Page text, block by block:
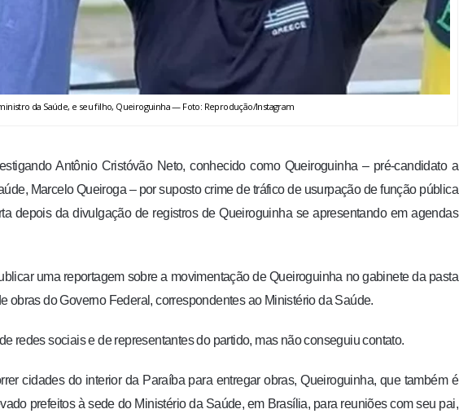
da Saúde, e seu filho, Queiroguinha — Foto: Reprodução/Instagram
Antônio Cristóvão Neto, conhecido como Queiroguinha – pré-candidato a
Marcelo Queiroga – por suposto crime de tráfico de usurpação de função pública
depois da divulgação de registros de Queiroguinha se apresentando em agendas
uma reportagem sobre a movimentação de Queiroguinha no gabinete da pasta
obras do Governo Federal, correspondentes ao Ministério da Saúde.
redes sociais e de representantes do partido, mas não conseguiu contato.
cidades do interior da Paraíba para entregar obras, Queiroguinha, que também é
prefeitos à sede do Ministério da Saúde, em Brasília, para reuniões com seu pai,